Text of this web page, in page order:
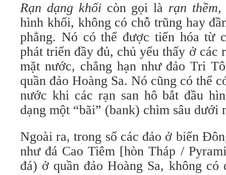
Rạn dạng khốicòn gọi là rạn thềm,
hình khối, không có chỗ trũng hay
phẳng. Nó có thể được tiến hóa từ
phát triển đầy đủ, chủ yếu thấy ở các
mặt nước, chẳng hạn như đảo Tri
quần đảo Hoàng Sa. Nó cũng có thể
nước khi các rạn san hô bắt đầu
dạng một “bãi” (bank) chìm sâu dưới
Ngoài ra, trong số các đảo ở biển
như đá Cao Tiêm [hòn Tháp /
đá) ở quần đảo Hoàng Sa, không có